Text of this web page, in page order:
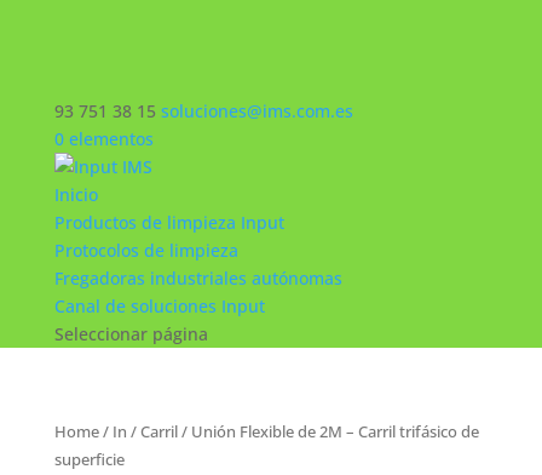
93 751 38 15 soluciones@ims.com.es
0 elementos
Inicio
Productos de limpieza Input
Protocolos de limpieza
Fregadoras industriales autónomas
Canal de soluciones Input
Seleccionar página
Home/ In /Carril/ Unión Flexible de 2M – Carril trifásico de
superficie